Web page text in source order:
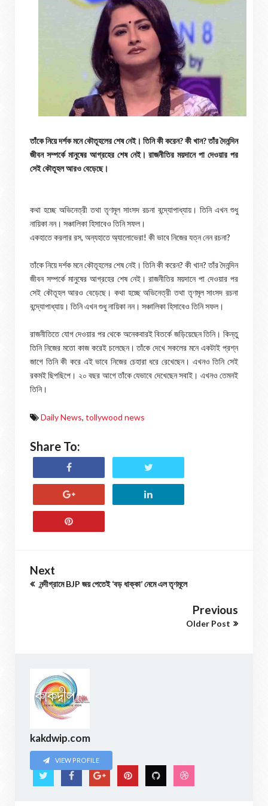
তাঁকে নিয়ে দর্শক মনে কৌতূহলের শেষ নেই। তিনি কী করেন? কী খান? তাঁর দৈনন্দিন
জীবন সম্পর্কে মানুষের আগ্রহের শেষ নেই। রাজনীতির ময়দানে পা দেওয়ার পর
সেই কৌতূহল আরও বেড়েছে।
কথা হচ্ছে অভিনেত্রী তথা তৃণমূল সাংসদ রচনা বন্দ্যোপাধ্যায়। তিনি এখন শুধু
নায়িকা নন। সঞ্চালিকা হিসাবেও তিনি সফল।
একহাতে করলার রস, অন্যহাতে অ্যালোভেরা! কী ভাবে নিজের যত্ন নেন রচনা?
তাঁকে নিয়ে দর্শক মনে কৌতূহলের শেষ নেই। তিনি কী করেন? কী খান? তাঁর দৈনন্দিন
জীবন সম্পর্কে মানুষের আগ্রহের শেষ নেই। রাজনীতির ময়দানে পা দেওয়ার পর
সেই কৌতূহল আরও বেড়েছে। কথা হচ্ছে অভিনেত্রী তথা তৃণমূল সাংসদ রচনা
বন্দ্যোপাধ্যায়। তিনি এখন শুধু নায়িকা নন। সঞ্চালিকা হিসাবেও তিনি সফল।
রাজনীতিতে যোগ দেওয়ার পর থেকে অনেকবারই বিতর্কে জড়িয়েছেন তিনি। কিন্তু
তিনি নিজের মতো কাজ করেই চলেছেন। তাঁকে দেখে সকলের মনে একটাই প্রশ্ন
জাগে তিনি কী করে এই ভাবে নিজের চেহারা ধরে রেখেছেন। এখনও তিনি সেই
রকমই ছিপছিপে। ২০ বছর আগে তাঁকে যেভাবে দেখেছেন সবাই। এখনও তেমনই
তিনি।
Daily News, tollywood news
Share To:
Next
নন্দীগ্রামে BJP জয় পেতেই ‘বড় ধাক্কা’ নেমে এল তৃণমূলে
Previous
Older Post
kakdwip.com
VIEW PROFILE